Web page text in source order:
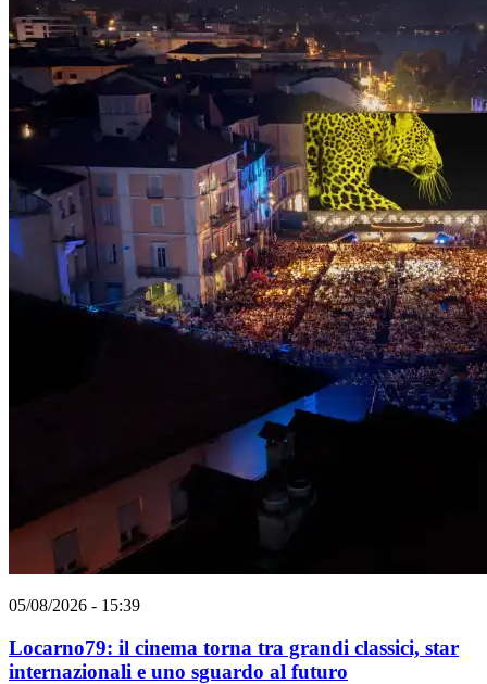
05/08/2026 - 15:39
Locarno79: il cinema torna tra grandi classici, star
internazionali e uno sguardo al futuro